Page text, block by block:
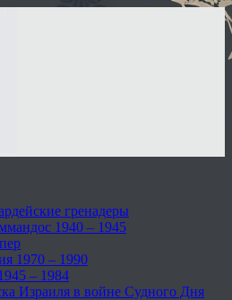
гренадеры
1940 – 1945
1970 – 1990
– 1984
Израиля в войне Судного Дня